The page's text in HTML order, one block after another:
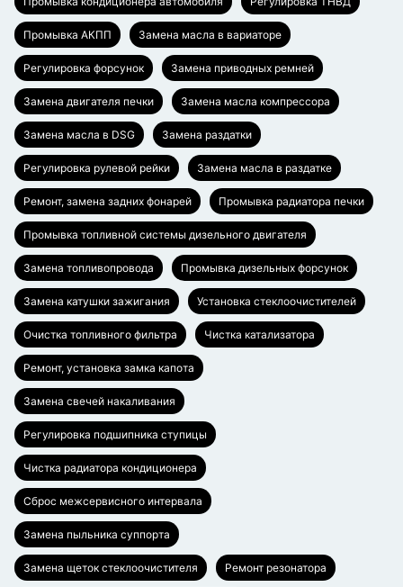
Промывка АКПП Замена масла в вариаторе
Регулировка форсунок Замена приводных ремней
Замена двигателя печки Замена масла компрессора
Замена масла в DSG Замена раздатки
Регулировка рулевой рейки Замена масла в раздатке
Ремонт, замена задних фонарей Промывка радиатора печки
Промывка топливной системы дизельного двигателя
Замена топливопровода Промывка дизельных форсунок
Замена катушки зажигания Установка стеклоочистителей
Очистка топливного фильтра Чистка катализатора
Ремонт, установка замка капота
Замена свечей накаливания
Регулировка подшипника ступицы
Чистка радиатора кондиционера
Сброс межсервисного интервала
Замена пыльника суппорта
Замена щеток стеклоочистителя Ремонт резонатора